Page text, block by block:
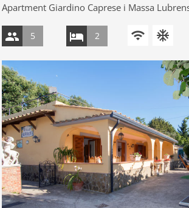
Apartment Giardino Caprese i Massa
5 2